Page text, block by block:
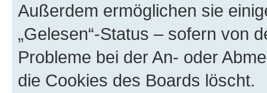
Außerdem ermöglichen sie
„Gelesen“-Status – sofern von
Probleme bei der An- oder
die Cookies des Boards löscht.